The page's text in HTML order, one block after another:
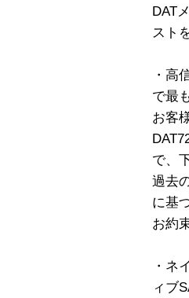
DAT
スト
・高
で最
お客
で、
過去
に基
お約
・ネ
ィブ